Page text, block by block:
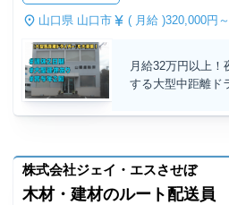
山口県 山口市 ( 月給 )320,000円～
月給32万円以上
する大型中距離ド
株式会社ジェイ・エスさせぼ
木材・建材のルート配送員